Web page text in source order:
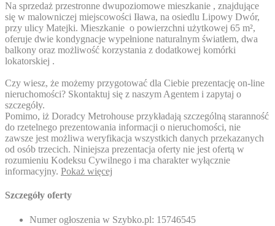
Na sprzedaż przestronne dwupoziomowe mieszkanie , znajdujące
się w malowniczej miejscowości Iława, na osiedlu Lipowy Dwór,
przy ulicy Matejki. Mieszkanie o powierzchni użytkowej 65 m²,
oferuje dwie kondygnacje wypełnione naturalnym światłem, dwa
balkony oraz możliwość korzystania z dodatkowej komórki
lokatorskiej .
Czy wiesz, że możemy przygotować dla Ciebie prezentację on-line
nieruchomości? Skontaktuj się z naszym Agentem i zapytaj o
szczegóły.
Pomimo, iż Doradcy Metrohouse przykładają szczególną staranność
do rzetelnego prezentowania informacji o nieruchomości, nie
zawsze jest możliwa weryfikacja wszystkich danych przekazanych
od osób trzecich. Niniejsza prezentacja oferty nie jest ofertą w
rozumieniu Kodeksu Cywilnego i ma charakter wyłącznie
informacyjny. Pokaż więcej
Szczegóły oferty
Numer ogłoszenia w Szybko.pl: 15746545